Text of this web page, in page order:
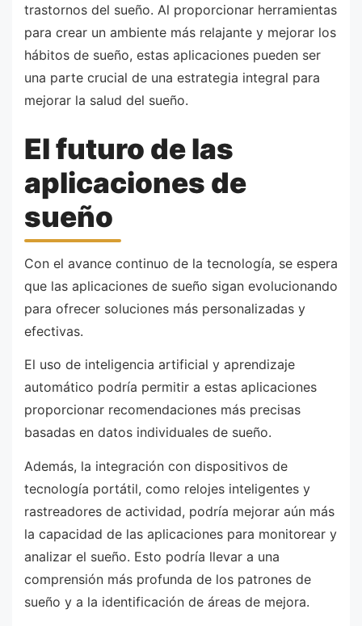
trastornos del sueño. Al proporcionar herramientas
para crear un ambiente más relajante y mejorar los
hábitos de sueño, estas aplicaciones pueden ser
una parte crucial de una estrategia integral para
mejorar la salud del sueño.
El futuro de las
aplicaciones de
sueño
Con el avance continuo de la tecnología, se espera
que las aplicaciones de sueño sigan evolucionando
para ofrecer soluciones más personalizadas y
efectivas.
El uso de inteligencia artificial y aprendizaje
automático podría permitir a estas aplicaciones
proporcionar recomendaciones más precisas
basadas en datos individuales de sueño.
Además, la integración con dispositivos de
tecnología portátil, como relojes inteligentes y
rastreadores de actividad, podría mejorar aún más
la capacidad de las aplicaciones para monitorear y
analizar el sueño. Esto podría llevar a una
comprensión más profunda de los patrones de
sueño y a la identificación de áreas de mejora.